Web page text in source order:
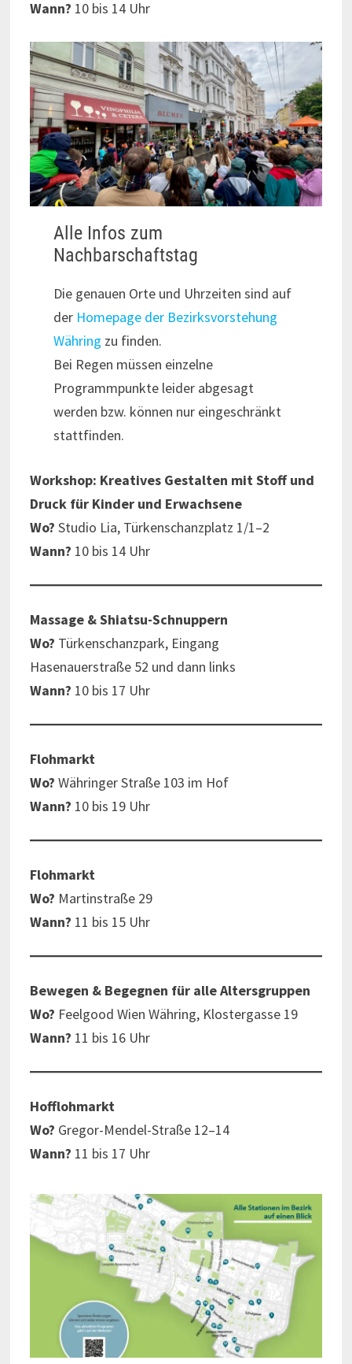
Wann? 10 bis 14 Uhr
Alle Infos zum
Nachbarschaftstag
Die genauen Orte und Uhrzeiten sind auf
der Homepage der Bezirksvorstehung
Währing zu finden.
Bei Regen müssen einzelne
Programmpunkte leider abgesagt
werden bzw. können nur eingeschränkt
stattfinden.
Workshop: Kreatives Gestalten mit Stoff und
Druck für Kinder und Erwachsene
Wo? Studio Lia, Türkenschanzplatz 1/1–2
Wann? 10 bis 14 Uhr
Massage & Shiatsu-Schnuppern
Wo? Türkenschanzpark, Eingang
Hasenauerstraße 52 und dann links
Wann? 10 bis 17 Uhr
Flohmarkt
Wo? Währinger Straße 103 im Hof
Wann? 10 bis 19 Uhr
Flohmarkt
Wo? Martinstraße 29
Wann? 11 bis 15 Uhr
Bewegen & Begegnen für alle Altersgruppen
Wo? Feelgood Wien Währing, Klostergasse 19
Wann? 11 bis 16 Uhr
Hofflohmarkt
Wo? Gregor-Mendel-Straße 12–14
Wann? 11 bis 17 Uhr